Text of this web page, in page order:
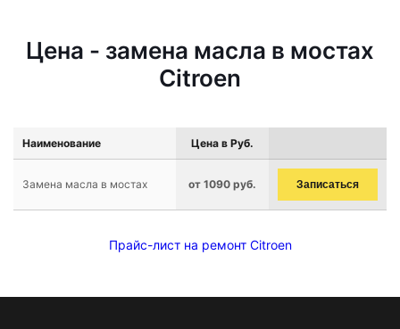
Цена - замена масла в мостах
Citroen
Наименование Цена в Руб.
Замена масла в мостах от 1090 руб. Записаться
Прайс-лист на ремонт Citroen